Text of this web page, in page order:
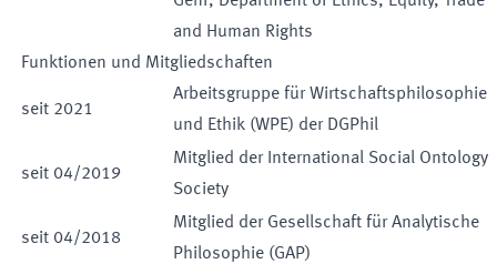
and Human Rights
Funktionen und Mitgliedschaften
seit 2021
Arbeitsgruppe für Wirtschaftsphilosophie
und Ethik (WPE) der DGPhil
seit 04/2019
Mitglied der International Social Ontology
Society
seit 04/2018
Mitglied der Gesellschaft für Analytische
Philosophie (GAP)